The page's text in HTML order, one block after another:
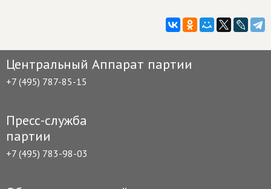
Центральный Аппарат партии
+7 (495) 787-85-15
Пресс-служба
партии
+7 (495) 783-98-03